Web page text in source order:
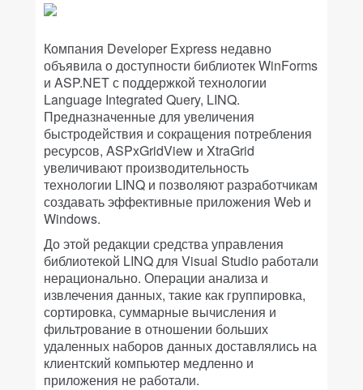
Компания Developer Express недавно
объявила о доступности библиотек WinForms
и ASP.NET с поддержкой технологии
Language Integrated Query, LINQ.
Предназначенные для увеличения
быстродействия и сокращения потребления
ресурсов, ASPxGridView и XtraGrid
увеличивают производительность
технологии LINQ и позволяют разработчикам
создавать эффективные приложения Web и
Windows.
До этой редакции средства управления
библиотекой LINQ для Visual Studio работали
нерационально. Операции анализа и
извлечения данных, такие как группировка,
сортировка, суммарные вычисления и
фильтрование в отношении больших
удаленных наборов данных доставлялись на
клиентский компьютер медленно и
приложения не работали.